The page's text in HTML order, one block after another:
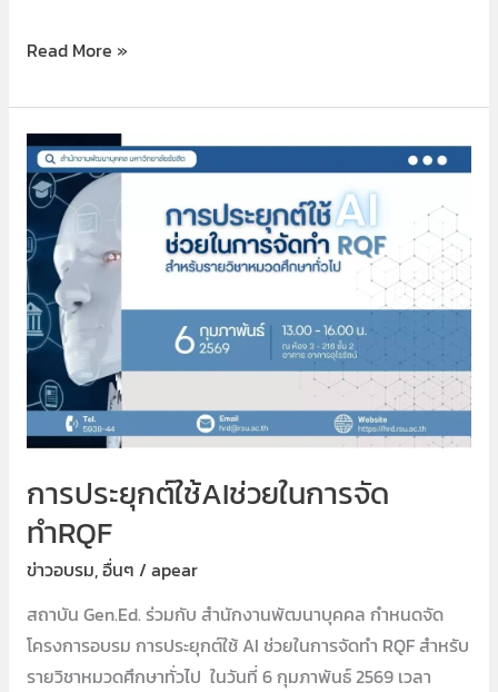
Read More »
การประยุกต์ใช้AIช่วยในการจัด
ทำRQF
ข่าวอบรม,อื่นๆ / apear
สถาบัน Gen.Ed. ร่วมกับ สำนักงานพัฒนาบุคคล กำหนดจัด
โครงการอบรม การประยุกต์ใช้ AI ช่วยในการจัดทำ RQF สำหรับ
รายวิชาหมวดศึกษาทั่วไป ในวันที่ 6 กุมภาพันธ์ 2569 เวลา
การ
ประยุกต์
ใช้AIช่วย
ใน
การ
จัด
ทำRQF